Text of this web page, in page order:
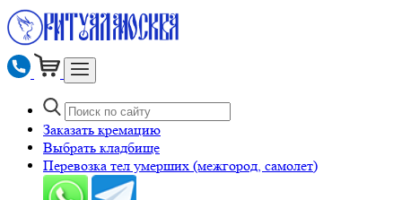
Заказать кремацию
Выбрать кладбище
Перевозка тел умерших (межгород, самолет)